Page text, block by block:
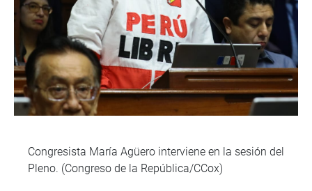
Congresista María Agüero interviene en la sesión del
Pleno. (Congreso de la República/CCox)